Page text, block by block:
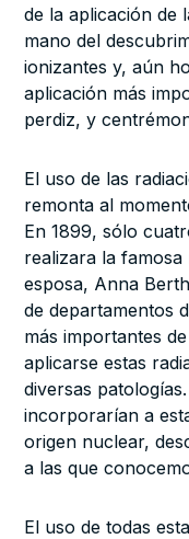
de la aplicación de
mano del
ionizantes y, aún
aplicación más
perdiz, y
El uso de las
remonta al
En 1899, sólo
realizara la
esposa, Anna
de departamentos
más importantes
aplicarse estas
diversas
incorporarían a
origen nuclear,
a las que
El uso de todas